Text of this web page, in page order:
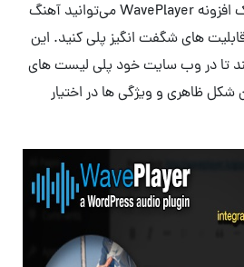
ساخته شده است. به کمک افزونه WavePlayer می‌توانید آهنگ
های شگفت انگیز پلی کنید. این
تا در وب سایت خود پلی لیست های
شکل ظاهری و ویژگی ها در اختیار